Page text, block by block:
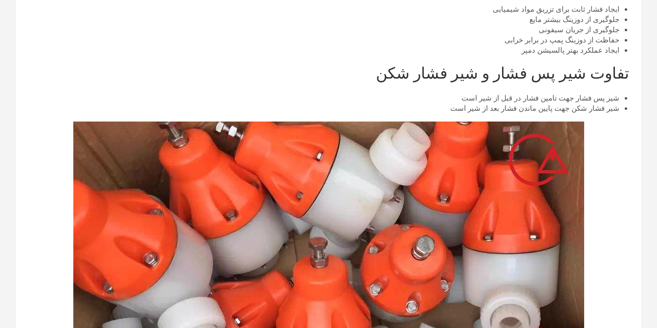
ایجاد فشار ثابت برای تزریق مواد شیمیایی
جلوگیری از دوزینگ بیشتر مایع
جلوگیری از جریان سیفونی
حفاظت از دوزینگ پمپ در برابر خرابی
ایجاد عملکرد بهتر پالسیشن دمپر
تفاوت شیر پس فشار و شیر فشار شکن
شیر پس فشار جهت تامین فشار در قبل از شیر است
شیر فشار شکن جهت پایین ماندن فشار بعد از شیر است